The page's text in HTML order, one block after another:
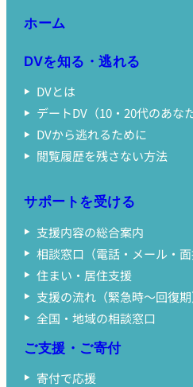
ホーム
DVを知る・逃れる
DVとは
デートDV（10・20代のあなた
DVから逃れるために
閲覧履歴を残さない方法
サポートを受ける
支援内容の総合案内
相談窓口（電話・メール・面
住まい・居住支援
支援の流れ（緊急時〜回復期
全国・地域の相談窓口
ご支援・ご寄付
寄付で応援